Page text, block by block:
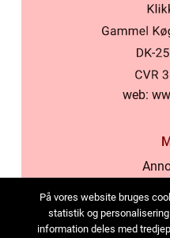
web:
På vores website bruges
statistik og
information deles med